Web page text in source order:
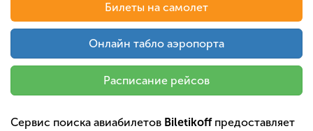
Билеты на самолет
Онлайн табло аэропорта
Расписание рейсов
Сервис поиска авиабилетов Biletikoffпредоставляет